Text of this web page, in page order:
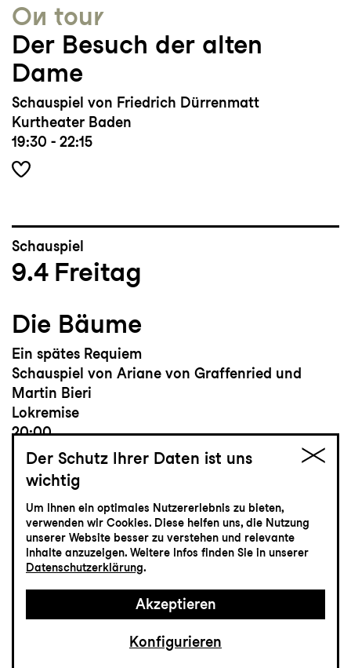
On tour
Der Besuch der alten
Dame
Schauspiel von Friedrich Dürrenmatt
Kurtheater Baden
19:30 - 22:15
Schauspiel
9.4 Freitag
Die Bäume
Ein spätes Requiem
Schauspiel von Ariane von Graffenried und
Martin Bieri
Lokremise
20:00
Tickets
CHF 35
17.4Samstag
Der Schutz Ihrer Daten ist uns
wichtig
Um Ihnen ein optimales Nutzererlebnis zu bieten,
verwenden wir Cookies. Diese helfen uns, die Nutzung
unserer Website besser zu verstehen und relevante
Inhalte anzuzeigen. Weitere Infos finden Sie in unserer
Datenschutzerklärung.
Akzeptieren
Konfigurieren